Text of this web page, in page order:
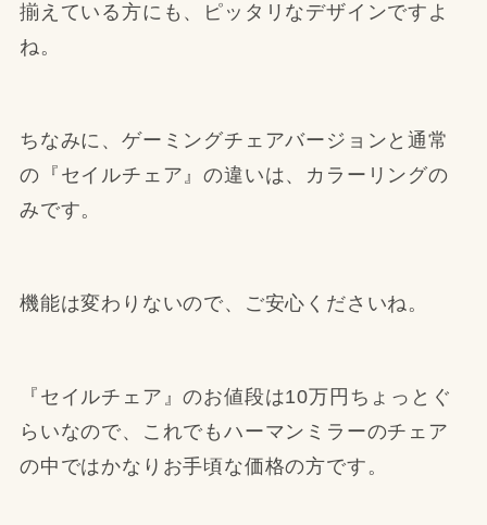
揃えている方にも、ピッタリなデザインですよ
ね。
ちなみに、ゲーミングチェアバージョンと通常
の『セイルチェア』の違いは、カラーリングの
みです。
機能は変わりないので、ご安心くださいね。
『セイルチェア』のお値段は10万円ちょっとぐ
らいなので、これでもハーマンミラーのチェア
の中ではかなりお手頃な価格の方です。